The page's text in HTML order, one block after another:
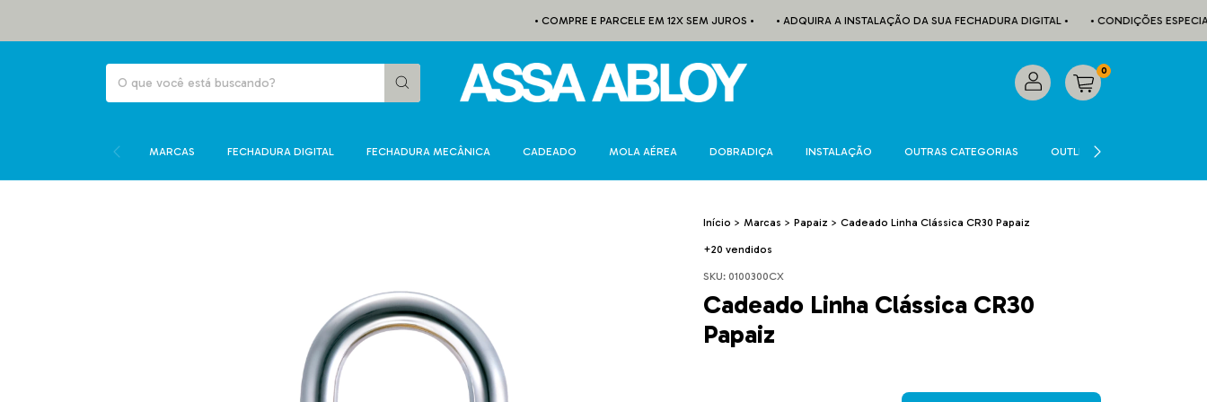
• COMPRE E PARCELE EM 12X SEM JUROS • • ADQUIRA A INSTALAÇÃO DA SUA FECHADURA DIGITAL • • CONDIÇÕES ESPECIAIS
0
MARCAS FECHADURA DIGITAL FECHADURA MECÂNICA CADEADO MOLA AÉREA DOBRADIÇA INSTALAÇÃO OUTRAS CATEGORIAS OUTLET
Início > Marcas > Papaiz > Cadeado Linha Clássica CR30 Papaiz
+20 vendidos
SKU: 0100300CX
Cadeado Linha Clássica CR30
Papaiz